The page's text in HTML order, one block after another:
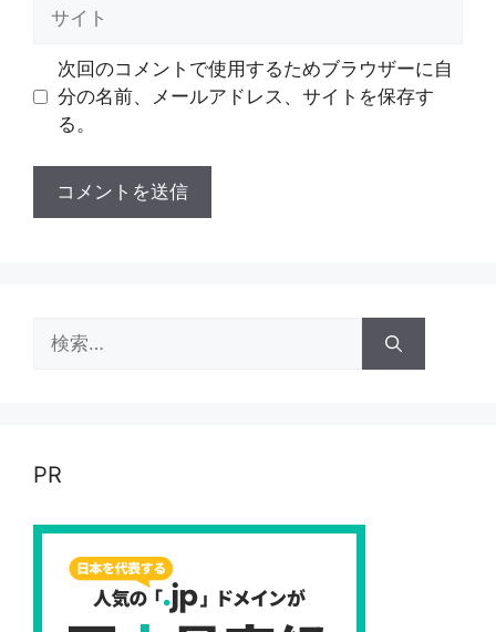
次回のコメントで使用するためブラウザーに自
分の名前、メールアドレス、サイトを保存す
る。
索:
PR